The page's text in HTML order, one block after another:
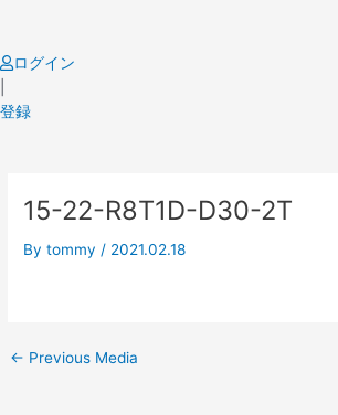
content
ログイン
登録
15-22-R8T1D-D30-2T
Bytommy / 2021.02.18
navigation
← Previous Media